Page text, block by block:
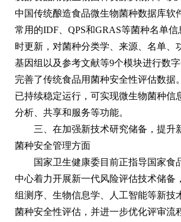
中国传统酿造食品微生物菌种数据库软
常用的IDF、QPS和GRAS等菌种名单
时更新，对菌种分类学、来源、名单、
基因组以及参考文献等9个模块进行数字
完善了传统食品用菌种安全性评估数据
已持续稳定运行，可实现微生物菌种信
分析、共享和服务等功能。
三、在加强新技术研究储备，提升
菌种安全管理方面
国家卫生健康委目前正指导国家食
中心着力开展新一代风险评估技术储备
组测序、生物信息学、人工智能等新技
菌种安全性评估，并进一步优化评审流